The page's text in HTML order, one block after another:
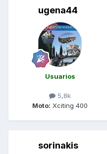
ugena44
Usuarios
5,8k
Moto: Xciting 400
sorinakis